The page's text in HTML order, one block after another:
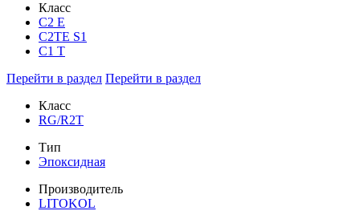
Класс
С2 Е
C2TE S1
C1 T
Перейти в раздел Перейти в раздел
Класс
RG/R2T
Тип
Эпоксидная
Производитель
LITOKOL